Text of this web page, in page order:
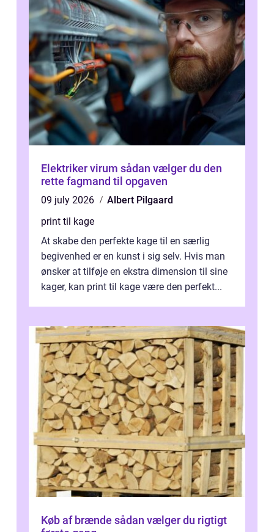
Elektriker virum sådan vælger du den
rette fagmand til opgaven
09 july 2026
Albert Pilgaard
print til kage
At skabe den perfekte kage til en særlig
begivenhed er en kunst i sig selv. Hvis man
ønsker at tilføje en ekstra dimension til sine
kager, kan print til kage være den perfekt...
Køb af brænde sådan vælger du rigtigt